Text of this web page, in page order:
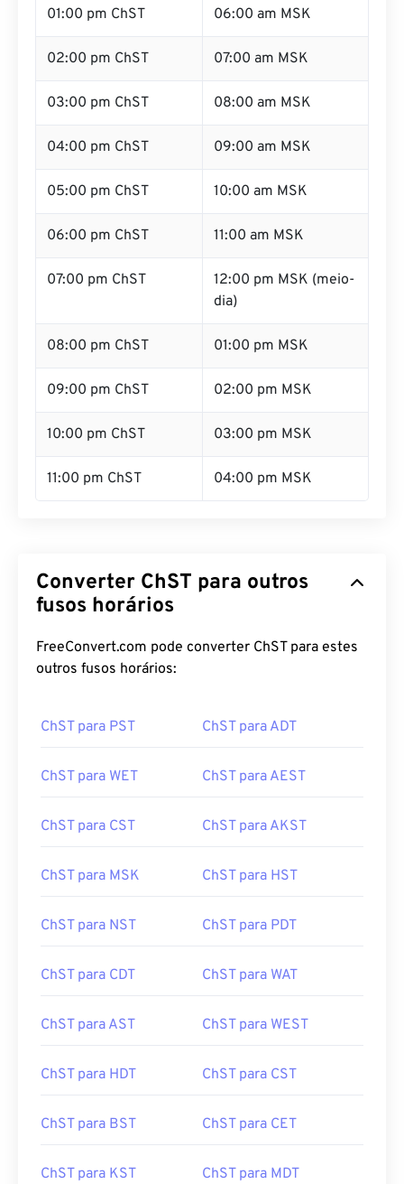
01:00 pm ChST 06:00 am MSK
02:00 pm ChST 07:00 am MSK
03:00 pm ChST 08:00 am MSK
04:00 pm ChST 09:00 am MSK
05:00 pm ChST 10:00 am MSK
06:00 pm ChST 11:00 am MSK
07:00 pm ChST
12:00 pm MSK (meio-
dia)
08:00 pm ChST 01:00 pm MSK
09:00 pm ChST 02:00 pm MSK
10:00 pm ChST 03:00 pm MSK
11:00 pm ChST 04:00 pm MSK
Converter ChST para outros
fusos horários
FreeConvert.com pode converter ChST para estes
outros fusos horários:
ChST para PST ChST para ADT
ChST para WET ChST para AEST
ChST para CST ChST para AKST
ChST para MSK ChST para HST
ChST para NST ChST para PDT
ChST para CDT ChST para WAT
ChST para AST ChST para WEST
ChST para HDT ChST para CST
ChST para BST ChST para CET
ChST para KST ChST para MDT